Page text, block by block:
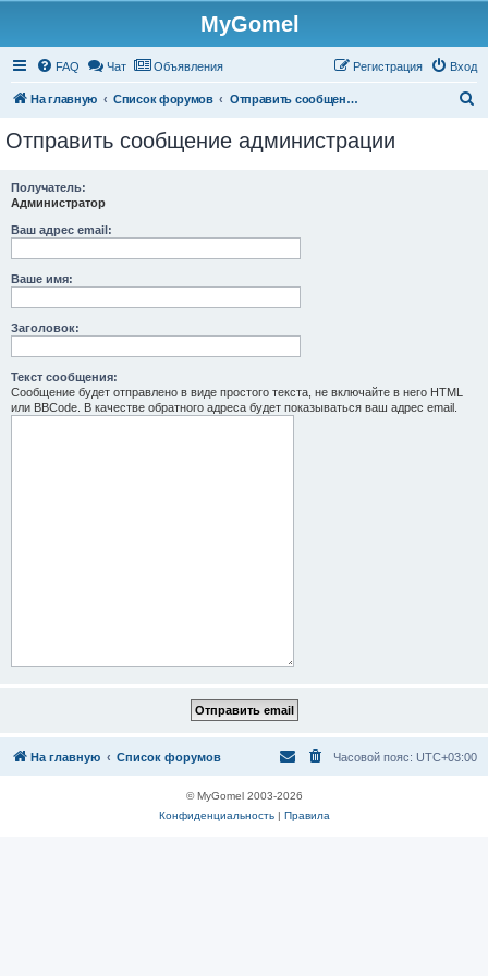
MyGomel
FAQ Чат Объявления Вход
Регистрация
На главную Список форумов Отправить сообщение администрации
Отправить сообщение администрации
Получатель:
Администратор
Ваш адрес email:
Ваше имя:
Заголовок:
Текст сообщения:
Сообщение будет отправлено в виде простого текста, не включайте в него HTML
или BBCode. В качестве обратного адреса будет показываться ваш адрес email.
На главную Список форумов Часовой пояс: UTC+03:00
© MyGomel 2003-2026
Конфиденциальность| Правила